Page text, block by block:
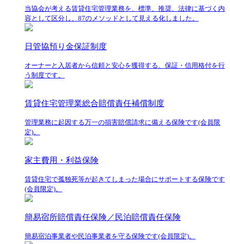
当協会が考える賃貸住宅管理業務を、標準、推奨、法律に基づく内
容として区分し、87のメソッドとして見える化しました。
日管協預り金保証制度
オーナーと入居者から信頼と安心を獲得する、保証・信用格付を行
う制度です。
賃貸住宅管理業総合賠償責任補償制度
管理業務に起因する万一の損害賠償請求に備える保険です(会員限
定)。
家主費用・利益保険
賃貸住宅で孤独死等が起きてしまった場合にサポートする保険です
(会員限定)。
簡易宿所賠償責任保険／民泊賠償責任保険
簡易宿泊事業者や民泊事業者を守る保険です(会員限定)。